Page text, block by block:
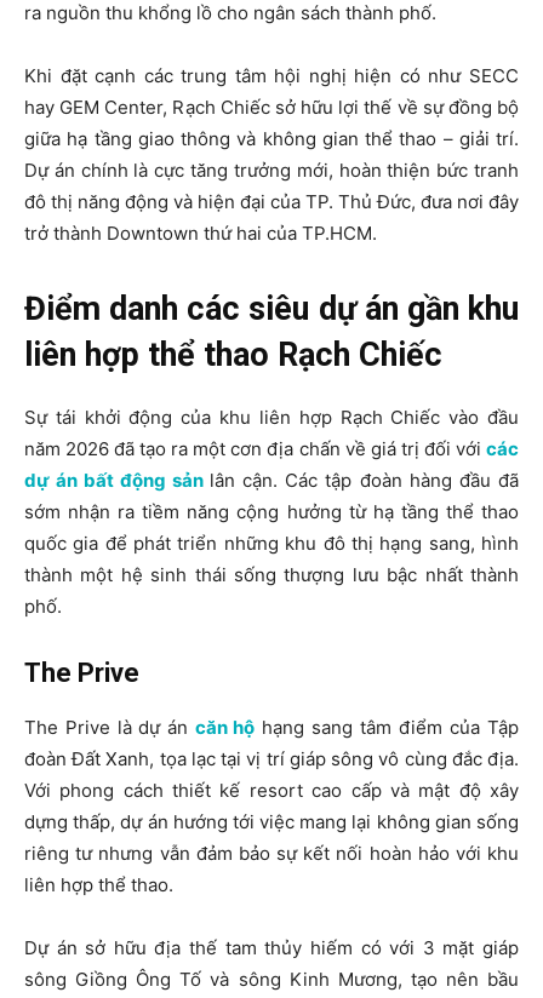
ra nguồn thu khổng lồ cho ngân sách thành phố.
Khi đặt cạnh các trung tâm hội nghị hiện có như SECC
hay GEM Center, Rạch Chiếc sở hữu lợi thế về sự đồng bộ
giữa hạ tầng giao thông và không gian thể thao – giải trí.
Dự án chính là cực tăng trưởng mới, hoàn thiện bức tranh
đô thị năng động và hiện đại của TP. Thủ Đức, đưa nơi đây
trở thành Downtown thứ hai của TP.HCM.
Điểm danh các siêu dự án gần khu
liên hợp thể thao Rạch Chiếc
Sự tái khởi động của khu liên hợp Rạch Chiếc vào đầu
năm 2026 đã tạo ra một cơn địa chấn về giá trị đối với các
dự án bất động sản lân cận. Các tập đoàn hàng đầu đã
sớm nhận ra tiềm năng cộng hưởng từ hạ tầng thể thao
quốc gia để phát triển những khu đô thị hạng sang, hình
thành một hệ sinh thái sống thượng lưu bậc nhất thành
phố.
The Prive
The Prive là dự án căn hộ hạng sang tâm điểm của Tập
đoàn Đất Xanh, tọa lạc tại vị trí giáp sông vô cùng đắc địa.
Với phong cách thiết kế resort cao cấp và mật độ xây
dựng thấp, dự án hướng tới việc mang lại không gian sống
riêng tư nhưng vẫn đảm bảo sự kết nối hoàn hảo với khu
liên hợp thể thao.
Dự án sở hữu địa thế tam thủy hiếm có với 3 mặt giáp
sông Giồng Ông Tố và sông Kinh Mương, tạo nên bầu